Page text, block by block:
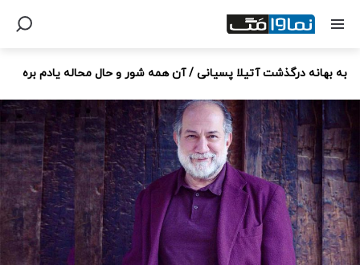
به بهانه درگذشت آتیلا پسیانی / آن همه شور و حال محاله یادم بره